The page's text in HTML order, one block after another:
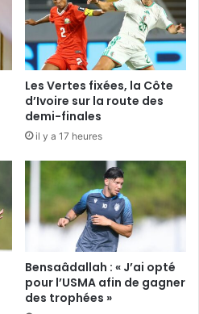
Les Vertes fixées, la Côte
d’Ivoire sur la route des
demi-finales
il y a 17 heures
Bensaâdallah : « J’ai opté
pour l’USMA afin de gagner
des trophées »